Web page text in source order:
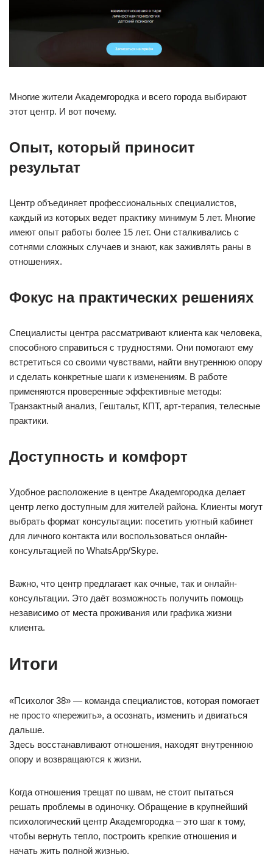
Многие жители Академгородка и всего города выбирают
этот центр. И вот почему.
Опыт, который приносит
результат
Центр объединяет профессиональных специалистов,
каждый из которых ведет практику минимум 5 лет. Многие
имеют опыт работы более 15 лет. Они сталкивались с
сотнями сложных случаев и знают, как заживлять раны в
отношениях.
Фокус на практических решениях
Специалисты центра рассматривают клиента как человека,
способного справиться с трудностями. Они помогают ему
встретиться со своими чувствами, найти внутреннюю опору
и сделать конкретные шаги к изменениям. В работе
применяются проверенные эффективные методы:
Транзактный анализ, Гештальт, КПТ, арт-терапия, телесные
практики.
Доступность и комфорт
Удобное расположение в центре Академгородка делает
центр легко доступным для жителей района. Клиенты могут
выбрать формат консультации: посетить уютный кабинет
для личного контакта или воспользоваться онлайн-
консультацией по WhatsApp/Skype.
Важно, что центр предлагает как очные, так и онлайн-
консультации. Это даёт возможность получить помощь
независимо от места проживания или графика жизни
клиента.
Итоги
«Психолог 38» — команда специалистов, которая помогает
не просто «пережить», а осознать, изменить и двигаться
дальше.
Здесь восстанавливают отношения, находят внутреннюю
опору и возвращаются к жизни.
Когда отношения трещат по швам, не стоит пытаться
решать проблемы в одиночку. Обращение в крупнейший
психологический центр Академгородка – это шаг к тому,
чтобы вернуть тепло, построить крепкие отношения и
начать жить полной жизнью.